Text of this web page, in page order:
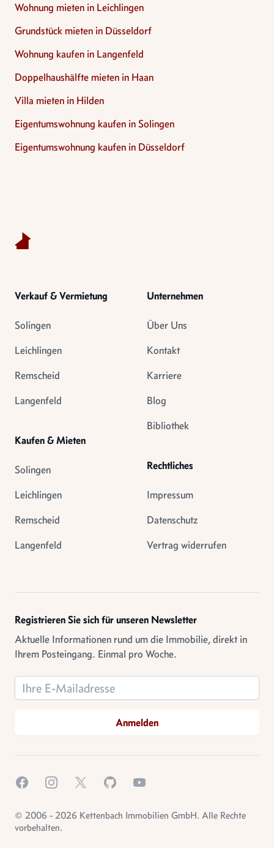
Wohnung mieten in Leichlingen
Grundstück mieten in Düsseldorf
Wohnung kaufen in Langenfeld
Doppelhaushälfte mieten in Haan
Villa mieten in Hilden
Eigentumswohnung kaufen in Solingen
Eigentumswohnung kaufen in Düsseldorf
Verkauf & Vermietung
Solingen
Leichlingen
Remscheid
Langenfeld
Kaufen & Mieten
Solingen
Leichlingen
Remscheid
Langenfeld
Unternehmen
Über Uns
Kontakt
Karriere
Blog
Bibliothek
Rechtliches
Impressum
Datenschutz
Vertrag widerrufen
Registrieren Sie sich für unseren Newsletter
Aktuelle Informationen rund um die Immobilie, direkt in
Ihrem Posteingang. Einmal pro Woche.
Email address
Anmelden
FacebookInstagramX.com GitHub YouTube
© 2006 - 2026 Kettenbach Immobilien GmbH. Alle Rechte
vorbehalten.